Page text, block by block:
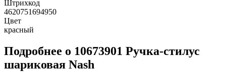
Штрихкод
4620751694950
Цвет
красный
Подробнее о 10673901 Ручка-стилус
шариковая Nash